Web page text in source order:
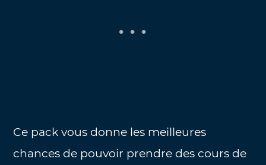
Ce pack vous donne les meilleures
chances de pouvoir prendre des cours de